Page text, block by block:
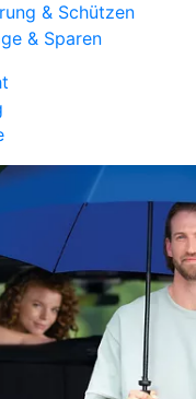
& Schützen
& Sparen